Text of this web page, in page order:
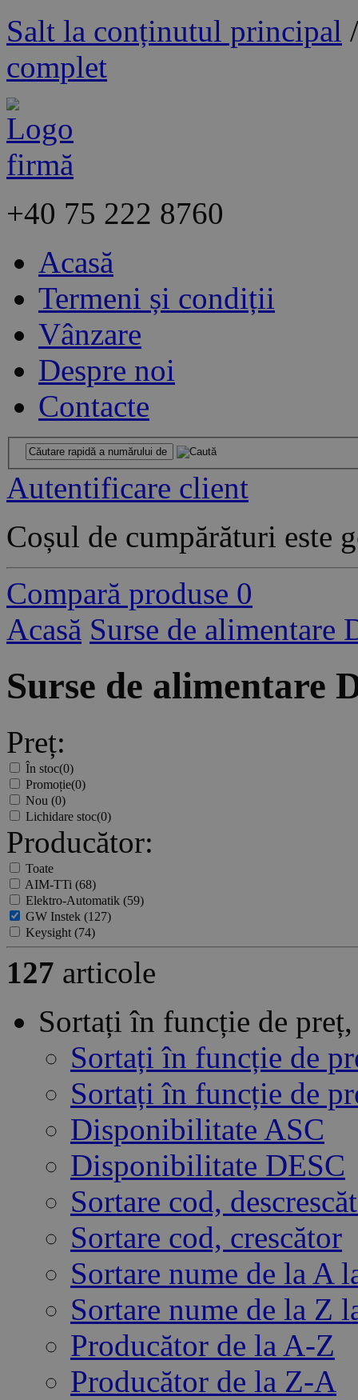
Salt la conținutul principal
complet
+40 75 222 8760
Acasă
Termeni și condiții
Vânzare
Despre noi
Contacte
Autentificare client
Coșul de cumpărături este
Compară produse 0
Acasă Surse de alimentare
Surse de alimentare
Preț:
În stoc(0)
Promoție(0)
Nou (0)
Lichidare stoc(0)
Producător:
Toate
AIM-TTi (68)
Elektro-Automatik (59)
GW Instek (127)
Keysight(74)
127 articole
Sortați în funcție de
Sortați în funcție de
Sortați în funcție de
Disponibilitate ASC
Disponibilitate DESC
Sortare cod,
Sortare cod, crescător
Sortare nume de la A
Sortare nume de la Z
Producător de la A-Z
Producător de la Z-A